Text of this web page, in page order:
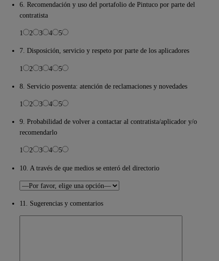
6. Recomendación y uso del portafolio de Pintuco por parte del
contratista
1 2 3 4 5
7. Disposición, servicio y respeto por parte de los aplicadores
1 2 3 4 5
8. Servicio posventa: atención de reclamaciones y novedades
1 2 3 4 5
9. Probabilidad de volver a contactar al contratista/aplicador y/o
recomendarlo
1 2 3 4 5
10. A través de que medios se enteró del directorio
11. Sugerencias y comentarios